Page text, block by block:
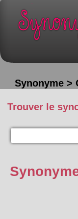
Synonyme >
Trouver le